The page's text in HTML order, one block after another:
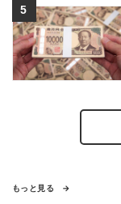
もっと見る